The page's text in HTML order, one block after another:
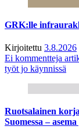
GRK:lle
Kirjoitettu 3.8.2026
Ei kommentteja
työt jo käynnissä
Ruotsalainen
Suomessa –